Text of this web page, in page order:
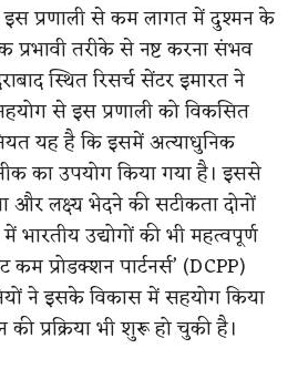
इस प्रणाली से कम लागत में दुश्मन के
प्रभावी तरीके से नष्ट करना संभव
स्थित रिसर्च सेंटर इमारत ने
से इस प्रणाली को विकसित
यह है कि इसमें अत्याधुनिक
का उपयोग किया गया है। इससे
और लक्ष्य भेदने की सटीकता दोनों
भारतीय उद्योगों की भी महत्वपूर्ण
कम प्रोडक्शन पार्टनर्स’ (DCPP)
ने इसके विकास में सहयोग किया
प्रक्रिया भी शुरू हो चुकी है।